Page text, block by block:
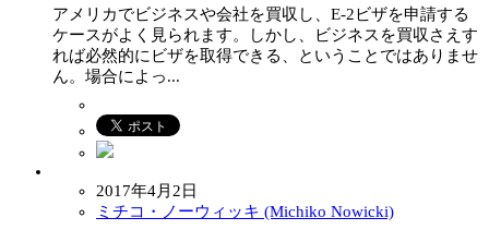
アメリカでビジネスや会社を買収し、E-2ビザを申請する
ケースがよく見られます。しかし、ビジネスを買収さえす
れば必然的にビザを取得できる、ということではありませ
ん。場合によっ...
2017年4月2日
ミチコ・ノーウィッキ (Michiko Nowicki)